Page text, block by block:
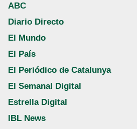
ABC
Diario Directo
El Mundo
El País
El Periódico de Catalunya
El Semanal Digital
Estrella Digital
IBL News